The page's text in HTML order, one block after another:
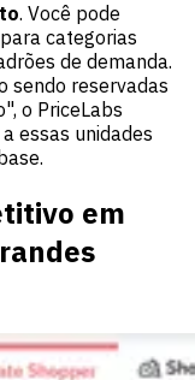
. Você pode
categorias
de demanda.
sendo reservadas
o PriceLabs
essas unidades
em